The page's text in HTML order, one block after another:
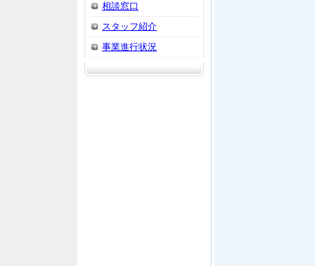
相談窓口
スタッフ紹介
事業進行状況